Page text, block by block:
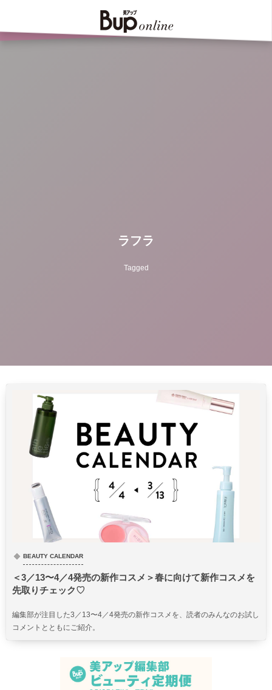
ラフラ
Tagged
BEAUTY CALENDAR
＜3／13〜4／4発売の新作コスメ＞春に向けて新作コスメを
先取りチェック♡
編集部が注目した3／13〜4／4発売の新作コスメを、読者のみんなのお試し
コメントとともにご紹介。